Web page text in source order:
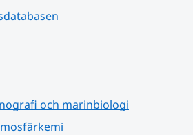
och marinbiologi